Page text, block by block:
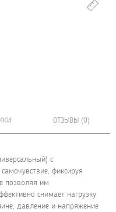
ОТЗЫВЫ (0)
с
фиксируя
позволяя им
снимает нагрузку
давление и напряжение